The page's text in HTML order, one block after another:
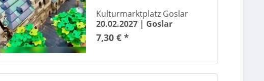
Burghart Klaußner
Café del mundo
capitol düsseldorf
CAVALLUNA
Celebrating Meat Loaf
Kulturmarktplatz Goslar
20.02.2027 | Goslar
7,30 € *